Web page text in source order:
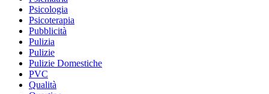
Psicologia
Psicoterapia
Pubblicità
Pulizia
Pulizie
Pulizie Domestiche
PVC
Qualità